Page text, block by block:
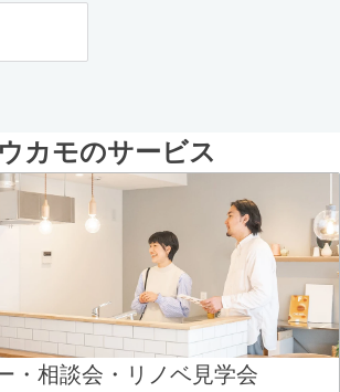
カモのサービス
・相談会・リノベ見学会